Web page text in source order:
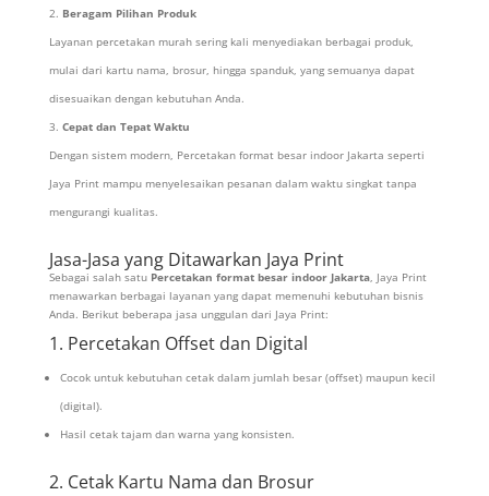
Beragam Pilihan Produk
Layanan percetakan murah sering kali menyediakan berbagai produk,
mulai dari kartu nama, brosur, hingga spanduk, yang semuanya dapat
disesuaikan dengan kebutuhan Anda.
Cepat dan Tepat Waktu
Dengan sistem modern, Percetakan format besar indoor Jakarta seperti
Jaya Print mampu menyelesaikan pesanan dalam waktu singkat tanpa
mengurangi kualitas.
Jasa-Jasa yang Ditawarkan Jaya Print
Sebagai salah satu Percetakan format besar indoor Jakarta, Jaya Print
menawarkan berbagai layanan yang dapat memenuhi kebutuhan bisnis
Anda. Berikut beberapa jasa unggulan dari Jaya Print:
1. Percetakan Offset dan Digital
Cocok untuk kebutuhan cetak dalam jumlah besar (offset) maupun kecil
(digital).
Hasil cetak tajam dan warna yang konsisten.
2. Cetak Kartu Nama dan Brosur